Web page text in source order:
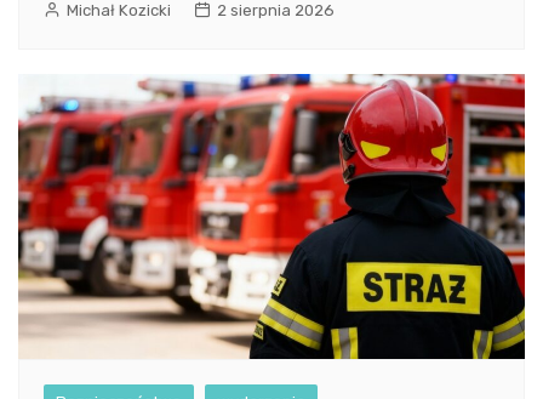
Michał Kozicki 2 sierpnia 2026